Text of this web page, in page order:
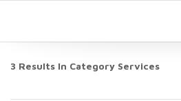
3 Results In Category Services